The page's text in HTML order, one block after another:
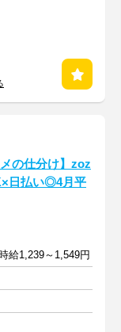
の仕分け】zoz
日払い◎4月平
給1,239～1,549円